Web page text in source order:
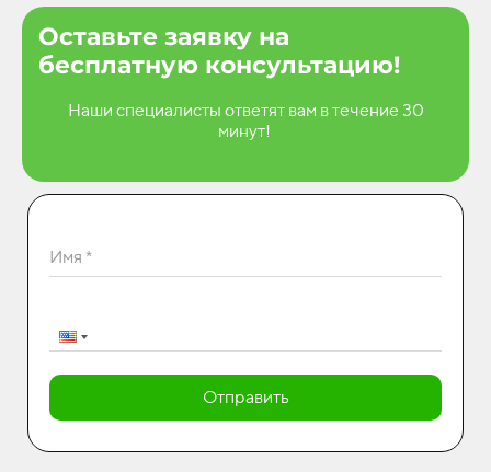
Оставьте заявку на
бесплатную консультацию!
Наши специалисты ответят вам в течение 30
минут!
Имя *
Отправить